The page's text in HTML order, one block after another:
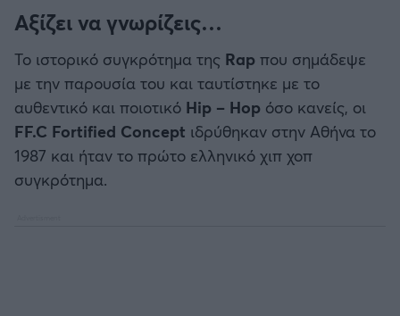
Αξίζει να γνωρίζεις…
Το ιστορικό συγκρότημα της Rap που σημάδεψε
με την παρουσία του και ταυτίστηκε με το
αυθεντικό και ποιοτικό Hip – Hop όσο κανείς, οι
FF.C Fortified Concept ιδρύθηκαν στην Αθήνα το
1987 και ήταν το πρώτο ελληνικό χιπ χοπ
συγκρότημα.